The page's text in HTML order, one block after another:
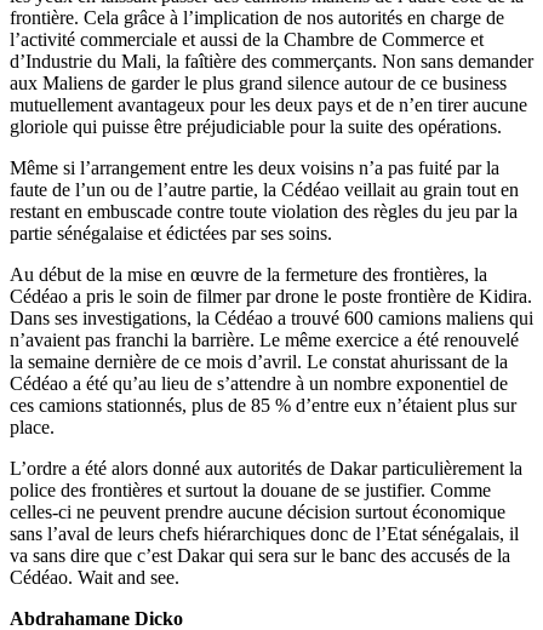
frontière. Cela grâce à l’implication de nos autorités en charge de
l’activité commerciale et aussi de la Chambre de Commerce et
d’Industrie du Mali, la faîtière des commerçants. Non sans demander
aux Maliens de garder le plus grand silence autour de ce business
mutuellement avantageux pour les deux pays et de n’en tirer aucune
gloriole qui puisse être préjudiciable pour la suite des opérations.
Même si l’arrangement entre les deux voisins n’a pas fuité par la
faute de l’un ou de l’autre partie, la Cédéao veillait au grain tout en
restant en embuscade contre toute violation des règles du jeu par la
partie sénégalaise et édictées par ses soins.
Au début de la mise en œuvre de la fermeture des frontières, la
Cédéao a pris le soin de filmer par drone le poste frontière de Kidira.
Dans ses investigations, la Cédéao a trouvé 600 camions maliens qui
n’avaient pas franchi la barrière. Le même exercice a été renouvelé
la semaine dernière de ce mois d’avril. Le constat ahurissant de la
Cédéao a été qu’au lieu de s’attendre à un nombre exponentiel de
ces camions stationnés, plus de 85 % d’entre eux n’étaient plus sur
place.
L’ordre a été alors donné aux autorités de Dakar particulièrement la
police des frontières et surtout la douane de se justifier. Comme
celles-ci ne peuvent prendre aucune décision surtout économique
sans l’aval de leurs chefs hiérarchiques donc de l’Etat sénégalais, il
va sans dire que c’est Dakar qui sera sur le banc des accusés de la
Cédéao. Wait and see.
Abdrahamane Dicko